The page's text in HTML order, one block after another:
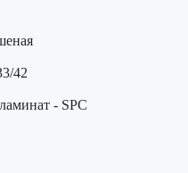
42
- SPC